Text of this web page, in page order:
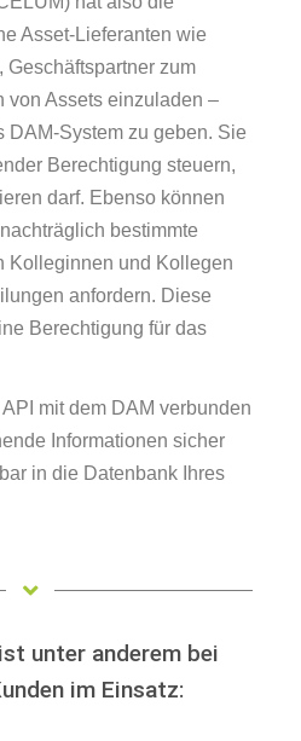
Asset-Lieferanten wie
Geschäftspartner zum
von Assets einzuladen –
DAM-System zu geben. Sie
Berechtigung steuern,
darf. Ebenso können
bestimmte
Kolleginnen und Kollegen
anfordern. Diese
Berechtigung für das
mit dem DAM verbunden
Informationen sicher
in die Datenbank Ihres
unter anderem bei
im Einsatz: